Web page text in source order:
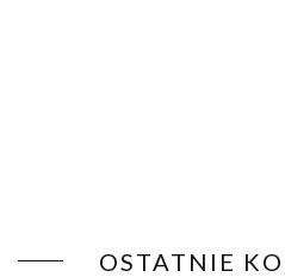
OSTATNIE